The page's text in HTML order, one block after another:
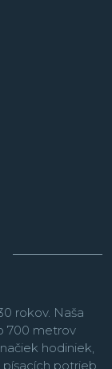
rokov. Naša
700 metrov
hodiniek,
potrieb.